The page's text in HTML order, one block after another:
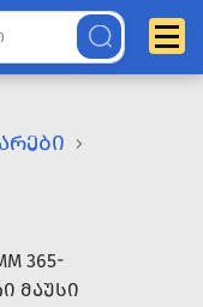
365-
ᲛᲐᲣᲡᲘ